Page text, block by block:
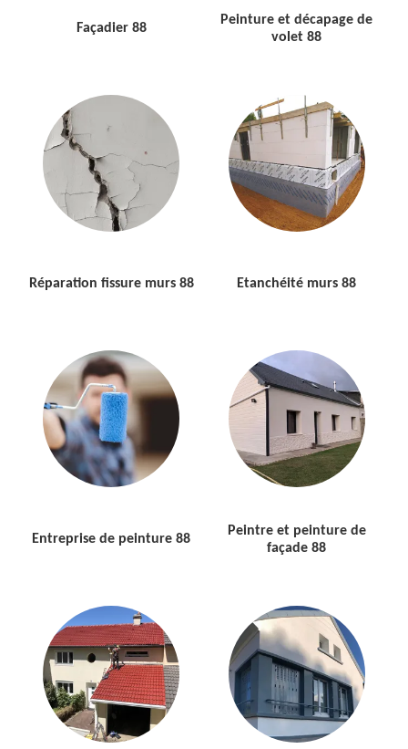
Façadier 88
Peinture et décapage de
volet 88
Réparation fissure murs 88 Etanchéité murs 88
Entreprise de peinture 88
Peintre et peinture de
façade 88